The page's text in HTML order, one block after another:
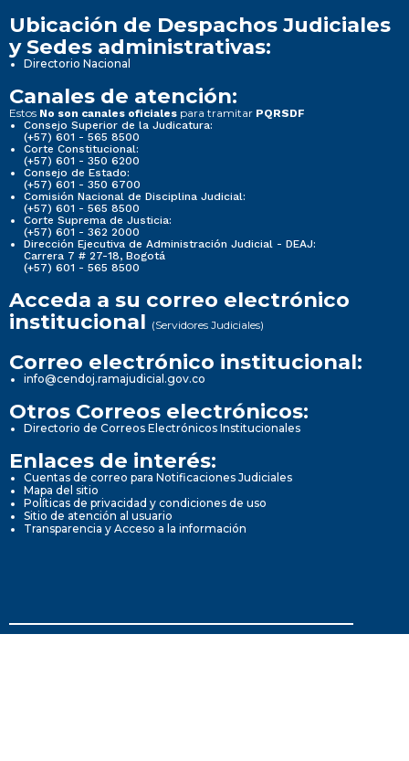
Ubicación de Despachos Judiciales
y Sedes administrativas:
Directorio Nacional
Canales de atención:
Estos No son canales oficiales para tramitar PQRSDF
Consejo Superior de la Judicatura:
(+57) 601 - 565 8500
Corte Constitucional:
(+57) 601 - 350 6200
Consejo de Estado:
(+57) 601 - 350 6700
Comisión Nacional de Disciplina Judicial:
(+57) 601 - 565 8500
Corte Suprema de Justicia:
(+57) 601 - 362 2000
Dirección Ejecutiva de Administración Judicial - DEAJ:
Carrera 7 # 27-18, Bogotá
(+57) 601 - 565 8500
Acceda a su correo electrónico
institucional (Servidores Judiciales)
Correo electrónico institucional:
info@cendoj.ramajudicial.gov.co
Otros Correos electrónicos:
Directorio de Correos Electrónicos Institucionales
Enlaces de interés:
Cuentas de correo para Notificaciones Judiciales
Mapa del sitio
Políticas de privacidad y condiciones de uso
Sitio de atención al usuario
Transparencia y Acceso a la información